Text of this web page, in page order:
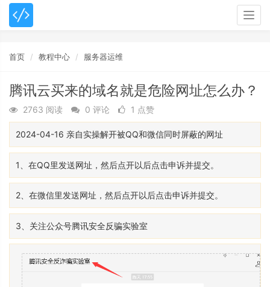
首页 教程中心 服务器运维
腾讯云买来的域名就是危险网址怎么办？
2763 阅读 0 评论 1 点赞
2024-04-16 亲自实操解开被QQ和微信同时屏蔽的网址
1、在QQ里发送网址，然后点开以后点击申诉并提交。
2、在微信里发送网址， 然后点开以后点击申诉并提交。
3、关注公众号腾讯安全反骗实验室